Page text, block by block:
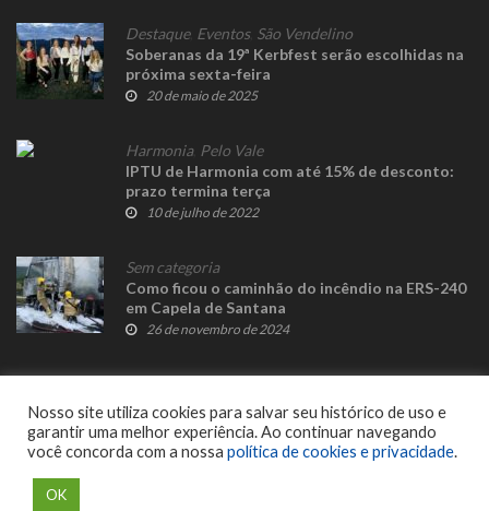
Destaque, Eventos, São Vendelino
Soberanas da 19ª Kerbfest serão escolhidas na
próxima sexta-feira
20 de maio de 2025
Harmonia, Pelo Vale
IPTU de Harmonia com até 15% de desconto:
prazo termina terça
10 de julho de 2022
Sem categoria
Como ficou o caminhão do incêndio na ERS-240
em Capela de Santana
26 de novembro de 2024
Nosso site utiliza cookies para salvar seu histórico de uso e
garantir uma melhor experiência. Ao continuar navegando
você concorda com a nossa política de cookies e privacidade.
OK